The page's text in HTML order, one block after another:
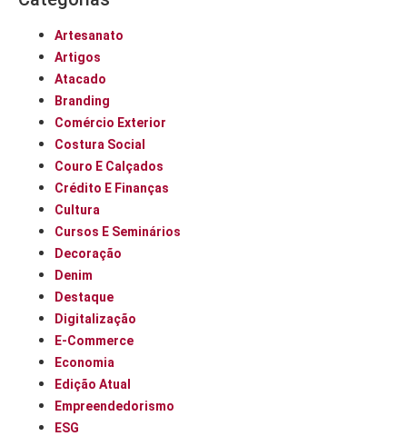
Artesanato
Artigos
Atacado
Branding
Comércio Exterior
Costura Social
Couro E Calçados
Crédito E Finanças
Cultura
Cursos E Seminários
Decoração
Denim
Destaque
Digitalização
E-Commerce
Economia
Edição Atual
Empreendedorismo
ESG